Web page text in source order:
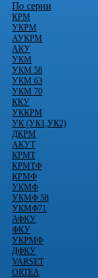
По серии
КРМ
УКРМ
АУКРМ
АКУ
УКМ
УКМ 58
УКМ 63
УКМ 70
ККУ
УККРМ
УК (УК1,УК2)
ДКРМ
АКУТ
КРМТ
КРМТФ
КРМФ
УКМФ
УКМФ 58
УКМФ71
АФКУ
ФКУ
УКРМФ
ДФКУ
VARSET
ORTEA